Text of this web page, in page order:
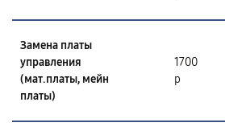
Замена платы
управления
(мат.платы, мейн
платы)
1700
р